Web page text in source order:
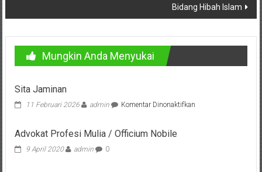
Kidul,
Progo,
Jakarta
Bidang Hibah Islam
Mungkin Anda Menyukai
Sita Jaminan
11 Februari 2026 admin Komentar Dinonaktifkanpada
Advokat Profesi Mulia / Officium Nobile
9 April 2020 admin 0